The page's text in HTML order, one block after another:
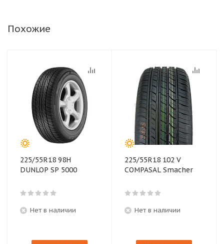
Похожие
225/55R18 98H
DUNLOP SP 5000
Нет в наличии
225/55R18 102 V
COMPASAL Smacher
Нет в наличии